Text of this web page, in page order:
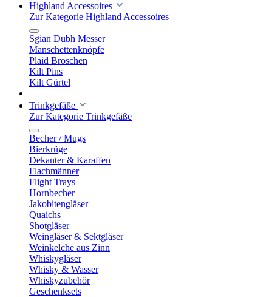
Highland Accessoires
Zur Kategorie Highland Accessoires
Sgian Dubh Messer
Manschettenknöpfe
Plaid Broschen
Kilt Pins
Kilt Gürtel
Trinkgefäße
Zur Kategorie Trinkgefäße
Becher / Mugs
Bierkrüge
Dekanter & Karaffen
Flachmänner
Flight Trays
Hornbecher
Jakobitengläser
Quaichs
Shotgläser
Weingläser & Sektgläser
Weinkelche aus Zinn
Whiskygläser
Whisky & Wasser
Whiskyzubehör
Geschenksets